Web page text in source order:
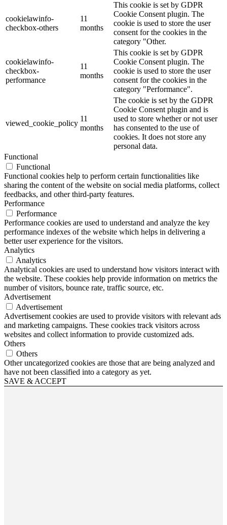
cookielawinfo-
checkbox-others
11
months
This cookie is set by GDPR
Cookie Consent plugin. The
cookie is used to store the user
consent for the cookies in the
category "Other.
cookielawinfo-
checkbox-
performance
11
months
This cookie is set by GDPR
Cookie Consent plugin. The
cookie is used to store the user
consent for the cookies in the
category "Performance".
viewed_cookie_policy
11
months
The cookie is set by the GDPR
Cookie Consent plugin and is
used to store whether or not user
has consented to the use of
cookies. It does not store any
personal data.
Functional
Functional
Functional cookies help to perform certain functionalities like
sharing the content of the website on social media platforms, collect
feedbacks, and other third-party features.
Performance
Performance
Performance cookies are used to understand and analyze the key
performance indexes of the website which helps in delivering a
better user experience for the visitors.
Analytics
Analytics
Analytical cookies are used to understand how visitors interact with
the website. These cookies help provide information on metrics the
number of visitors, bounce rate, traffic source, etc.
Advertisement
Advertisement
Advertisement cookies are used to provide visitors with relevant ads
and marketing campaigns. These cookies track visitors across
websites and collect information to provide customized ads.
Others
Others
Other uncategorized cookies are those that are being analyzed and
have not been classified into a category as yet.
SAVE & ACCEPT